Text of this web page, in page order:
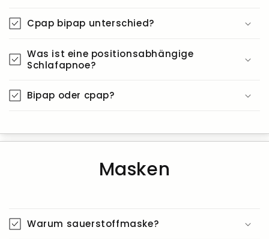
Cpap bipap unterschied?
Was ist eine positionsabhängige
Schlafapnoe?
Bipap oder cpap?
Masken
Warum sauerstoffmaske?